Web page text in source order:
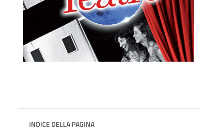
INDICE DELLA PAGINA